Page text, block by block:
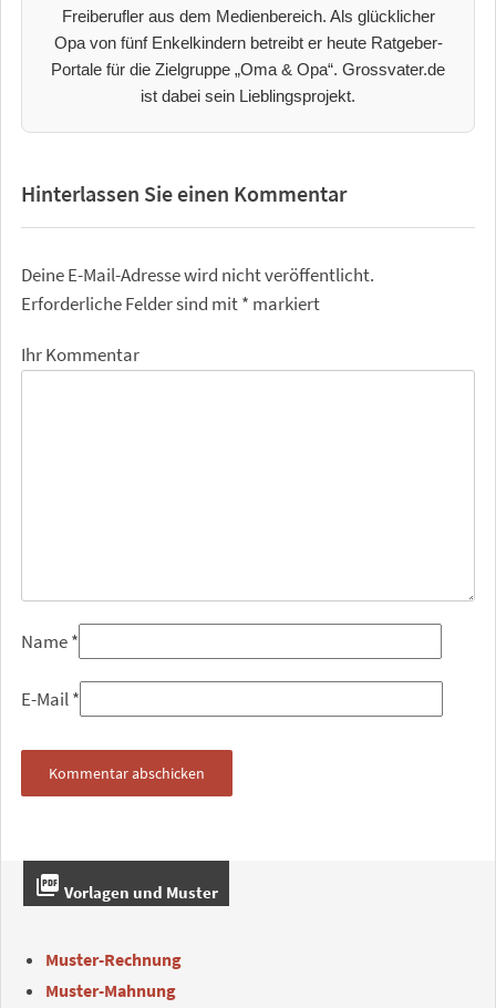
Freiberufler aus dem Medienbereich. Als glücklicher
Opa von fünf Enkelkindern betreibt er heute Ratgeber-
Portale für die Zielgruppe „Oma & Opa“. Grossvater.de
ist dabei sein Lieblingsprojekt.
Hinterlassen Sie einen Kommentar
Deine E-Mail-Adresse wird nicht veröffentlicht.
Erforderliche Felder sind mit* markiert
Ihr Kommentar
Name*
E-Mail*
picture_as_pdf Vorlagen und Muster
Muster-Rechnung
Muster-Mahnung